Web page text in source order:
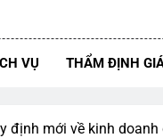
VỤ THẨM ĐỊNH
định mới về kinh